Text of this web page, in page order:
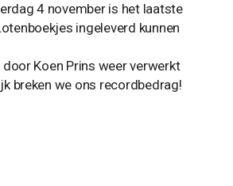
4 november is het laatste
ingeleverd kunnen
door Koen Prins weer verwerkt
breken we ons recordbedrag!